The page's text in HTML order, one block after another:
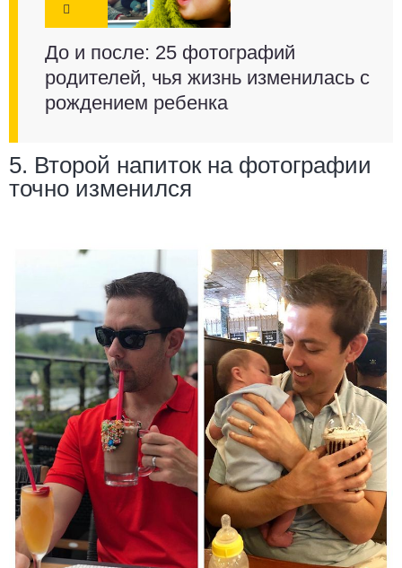
До и после: 25 фотографий
родителей, чья жизнь изменилась с
рождением ребенка
5. Второй напиток на фотографии
точно изменился